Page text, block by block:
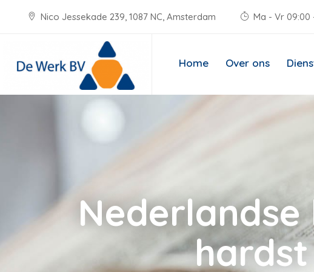
Nico Jessekade 239, 1087 NC, Amsterdam Ma - Vr 09:00
Home Over ons